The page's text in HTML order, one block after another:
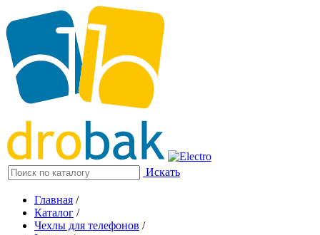
Искать
Главная /
Каталог /
Чехлы для телефонов /